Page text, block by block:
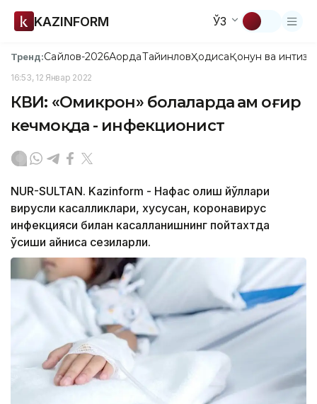
KAZINFORM ЎЗ
Тренд:Сайлов-2026АқордаТайинловҲодисаҚонун ва
16:53, 12 Январ 2022
КВИ: «Омикрон» болаларда ҳам оғир
кечмоқда - инфекционист
NUR-SULTAN. Kazinform - Нафас олиш йўллари
вирусли касалликлари, хусусан, коронавирус
инфекцияси билан касалланишнинг пойтахтда
ўсиши айниқса сезиларли.